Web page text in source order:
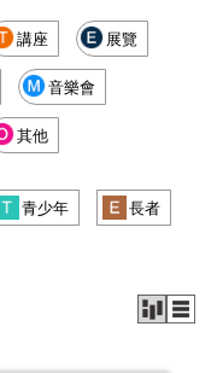
講座 展覽
音樂會
其他
青少年 長者